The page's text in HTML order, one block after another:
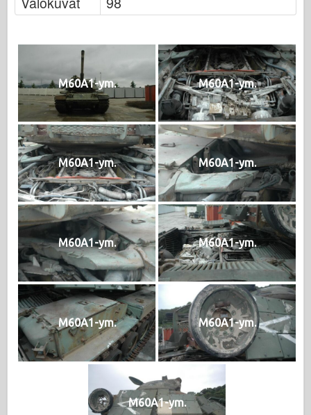
M60A1-ym. M60A1-ym.
M60A1-ym. M60A1-ym.
M60A1-ym. M60A1-ym.
M60A1-ym. M60A1-ym.
M60A1-ym.